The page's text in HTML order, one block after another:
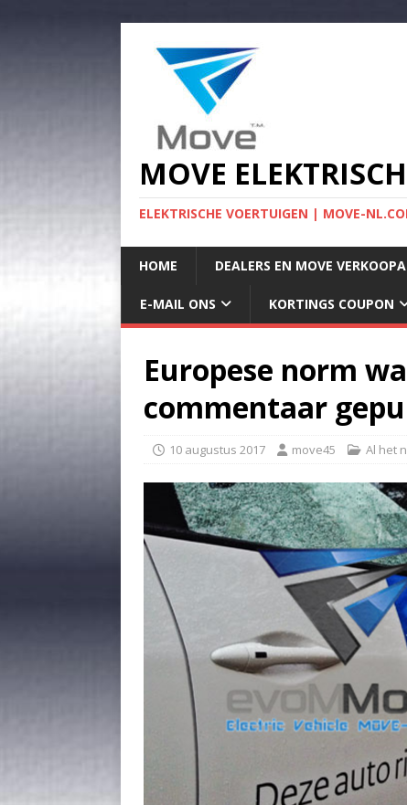
MOVE
ELEKTRISCHE VOERTUIGEN | MOVE-
HOME DEALERS EN MOVE
E-MAIL ONS KORTINGS COUPON
Europese norm
commentaar
10 augustus 2017 move45 Al het